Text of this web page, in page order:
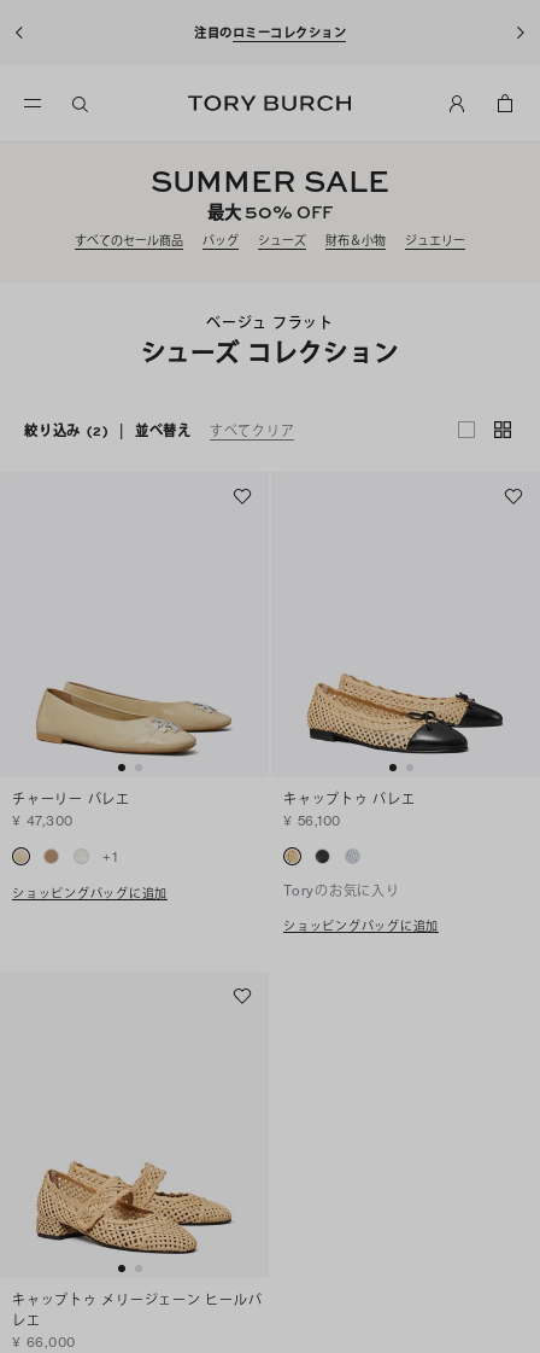
注目のロミーコレクション
SUMMER SALE
最大50% OFF
すべてのセール商品 バッグ シューズ 財布＆小物 ジュエリー
ベージュ フラット
シューズ コレクション
絞り込み (2) | 並べ替え すべてクリア
チャーリー バレエ
¥ 47,300
+1
ショッピングバッグに追加
キャップトゥ バレエ
¥ 56,100
Toryのお気に入り
ショッピングバッグに追加
キャップトゥ メリージェーン ヒールバ
レエ
¥ 66,000